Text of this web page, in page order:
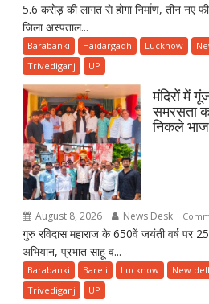
5.6 करोड़ की लागत से होगा निर्माण, तीन नए
जिला अस्पताल...
Barabanki Haidargadh Lucknow
Trivediganj
UP
मंदिरों में
समरसता
निकले
August 8, 2026 News Desk
गुरु रविदास महाराज के 650वें जयंती वर्ष पर
अभियान, प्रभात साहू व...
Barabanki Bareli Lucknow New
Trivediganj
UP